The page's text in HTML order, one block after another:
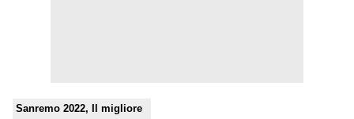
Sanremo 2022, Il migliore